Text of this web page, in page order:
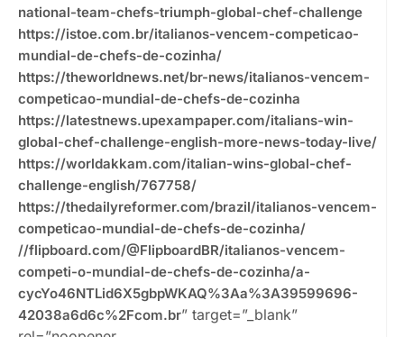
national-team-chefs-triumph-global-chef-challenge
https://istoe.com.br/italianos-vencem-competicao-
mundial-de-chefs-de-cozinha/
https://theworldnews.net/br-news/italianos-vencem-
competicao-mundial-de-chefs-de-cozinha
https://latestnews.upexampaper.com/italians-win-
global-chef-challenge-english-more-news-today-live/
https://worldakkam.com/italian-wins-global-chef-
challenge-english/767758/
https://thedailyreformer.com/brazil/italianos-vencem-
competicao-mundial-de-chefs-de-cozinha/
//flipboard.com/@FlipboardBR/italianos-vencem-
competi-o-mundial-de-chefs-de-cozinha/a-
cycYo46NTLid6X5gbpWKAQ%3Aa%3A39599696-
42038a6d6c%2Fcom.br” target=”_blank”